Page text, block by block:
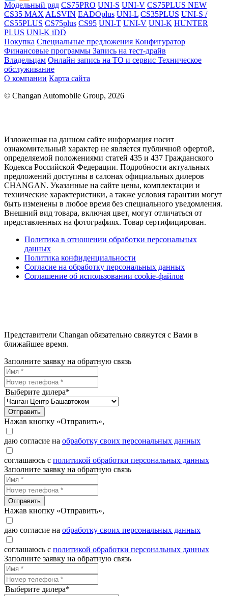
Модельный ряд CS75PRO UNI-S UNI-V CS75PLUS NEW
CS35 MAX ALSVIN EADOplus UNI-L CS35PLUS UNI-S /
CS55PLUS CS75plus CS95 UNI-T UNI-V UNI-K HUNTER
PLUS UNI-K iDD
Покупка Специальные предложения Конфигуратор
Финансовые программы Запись на тест-драйв
Владельцам Онлайн запись на ТО и сервис Техническое
обслуживание
О компании Карта сайта
© Changan Automobile Group, 2026
Изложенная на данном сайте информация носит
ознакомительный характер не является публичной офертой,
определяемой положениями статей 435 и 437 Гражданского
Кодекса Российской Федерации. Подробности актуальных
предложений доступны в салонах официальных дилеров
CHANGAN. Указанные на сайте цены, комплектации и
технические характеристики, а также условия гарантии могут
быть изменены в любое время без специального уведомления.
Внешний вид товара, включая цвет, могут отличаться от
представленных на фотографиях. Товар сертифицирован.
Политика в отношении обработки персональных
данных
Политика конфиденциальности
Согласие на обработку персональных данных
Соглашение об использовании cookie-файлов
Представители Changan обязательно свяжутся с Вами в
ближайшее время.
Заполните заявку на обратную связь
Выберите дилера*
Отправить
Нажав кнопку «Отправить»,
даю согласие на обработку своих персональных данных
соглашаюсь с политикой обработки персональных данных
Заполните заявку на обратную связь
Отправить
Нажав кнопку «Отправить»,
даю согласие на обработку своих персональных данных
соглашаюсь с политикой обработки персональных данных
Заполните заявку на обратную связь
Выберите дилера*